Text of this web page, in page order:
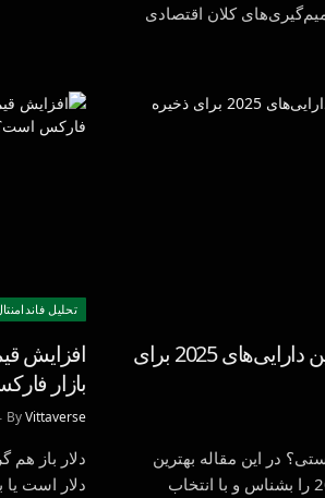
کلان اقتصادی
ذخیره ارزش چیست و بهترین دارایی‌های 2025 برای
در این مقاله بهترین
دارایی‌های ذخیره ارزش در 2025 را بشناس و با انتخاب
تحليل
افزایش
بازار
ByVittaverse
دلار باز
دلار است یا